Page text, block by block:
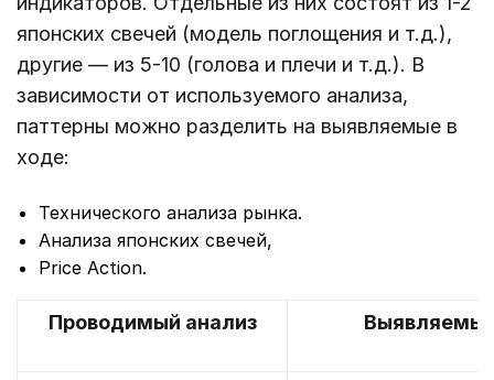
японских свечей (модель поглощения и т.д.),
другие — из 5-10 (голова и плечи и т.д.). В
зависимости от используемого анализа,
паттерны можно разделить на выявляемые в
ходе:
Технического анализа рынка.
Анализа японских свечей,
Price Action.
Проводимый анализ